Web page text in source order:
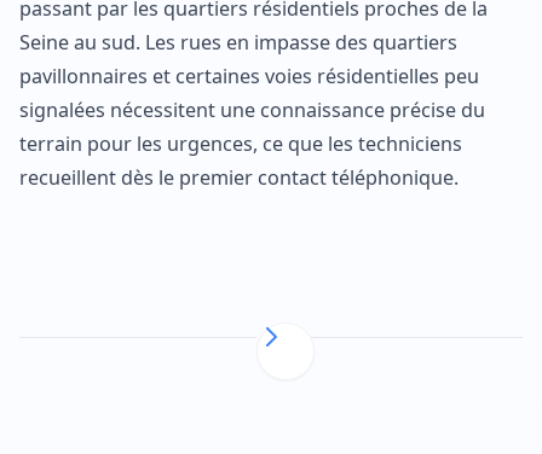
passant par les quartiers résidentiels proches de la
Seine au sud. Les rues en impasse des quartiers
pavillonnaires et certaines voies résidentielles peu
signalées nécessitent une connaissance précise du
terrain pour les urgences, ce que les techniciens
recueillent dès le premier contact téléphonique.